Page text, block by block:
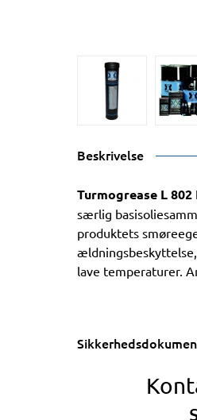
Beskrivelse
Turmogrease L 802
særlig
produktets
lave temperaturer.